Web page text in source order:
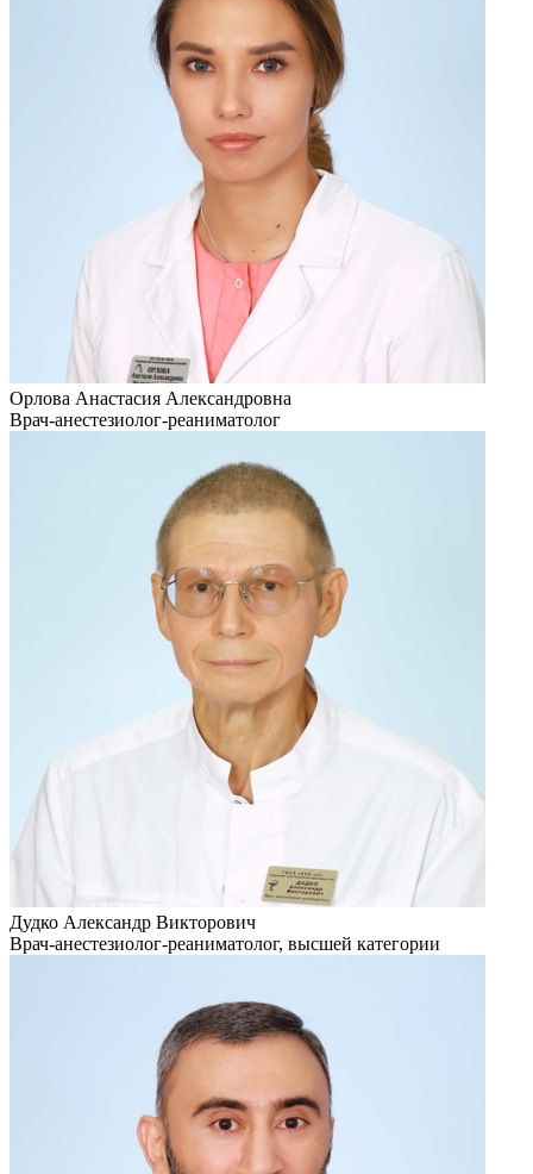
Орлова Анастасия Александровна
Врач-анестезиолог-реаниматолог
Дудко Александр Викторович
Врач-анестезиолог-реаниматолог, высшей категории